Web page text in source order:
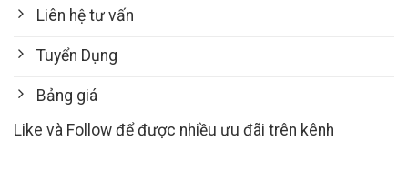
Liên hệ tư vấn
Tuyển Dụng
Bảng giá
Like và Follow để được nhiều ưu đãi trên kênh